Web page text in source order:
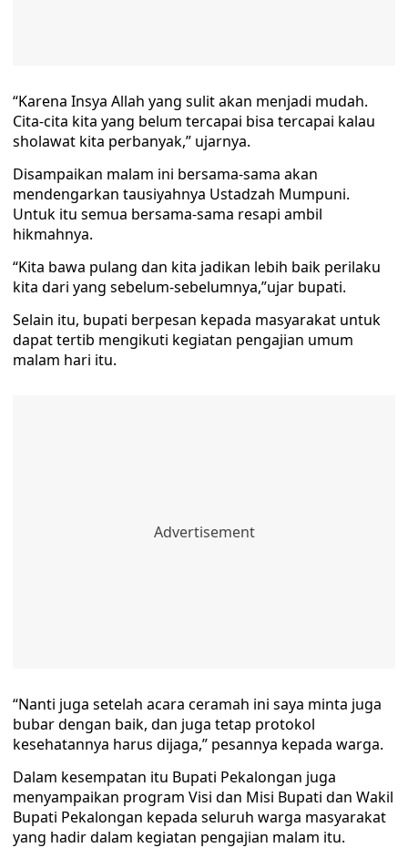
“Karena Insya Allah yang sulit akan menjadi mudah.
Cita-cita kita yang belum tercapai bisa tercapai kalau
sholawat kita perbanyak,” ujarnya.
Disampaikan malam ini bersama-sama akan
mendengarkan tausiyahnya Ustadzah Mumpuni.
Untuk itu semua bersama-sama resapi ambil
hikmahnya.
“Kita bawa pulang dan kita jadikan lebih baik perilaku
kita dari yang sebelum-sebelumnya,”ujar bupati.
Selain itu, bupati berpesan kepada masyarakat untuk
dapat tertib mengikuti kegiatan pengajian umum
malam hari itu.
“Nanti juga setelah acara ceramah ini saya minta juga
bubar dengan baik, dan juga tetap protokol
kesehatannya harus dijaga,” pesannya kepada warga.
Dalam kesempatan itu Bupati Pekalongan juga
menyampaikan program Visi dan Misi Bupati dan Wakil
Bupati Pekalongan kepada seluruh warga masyarakat
yang hadir dalam kegiatan pengajian malam itu.